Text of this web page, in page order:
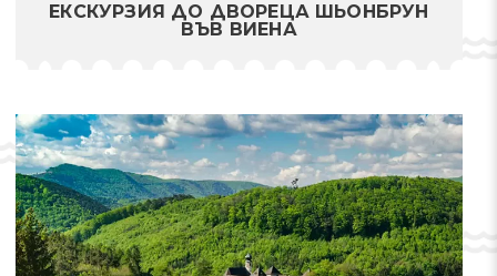
ЕКСКУРЗИЯ ДО ДВОРЕЦА ШЬОНБРУН
ВЪВ ВИЕНА